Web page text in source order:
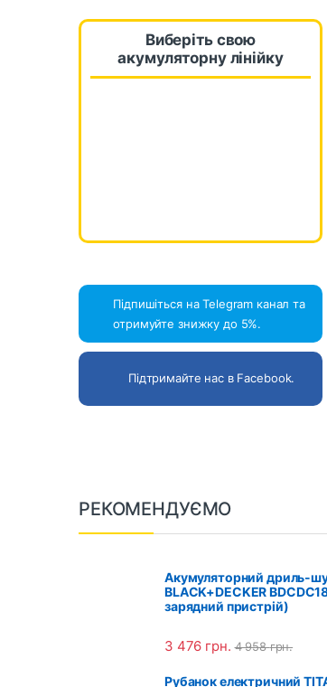
Виберіть свою
акумуляторну лінійку
Підпишіться на Telegram канал та
отримуйте знижку до 5%.
Підтримайте нас в Facebook.
РЕКОМЕНДУЄМО
Акумуляторний дриль-
BLACK+DECKER
зарядний пристрій)
3 476 грн. 4 958грн.
Рубанок електричний